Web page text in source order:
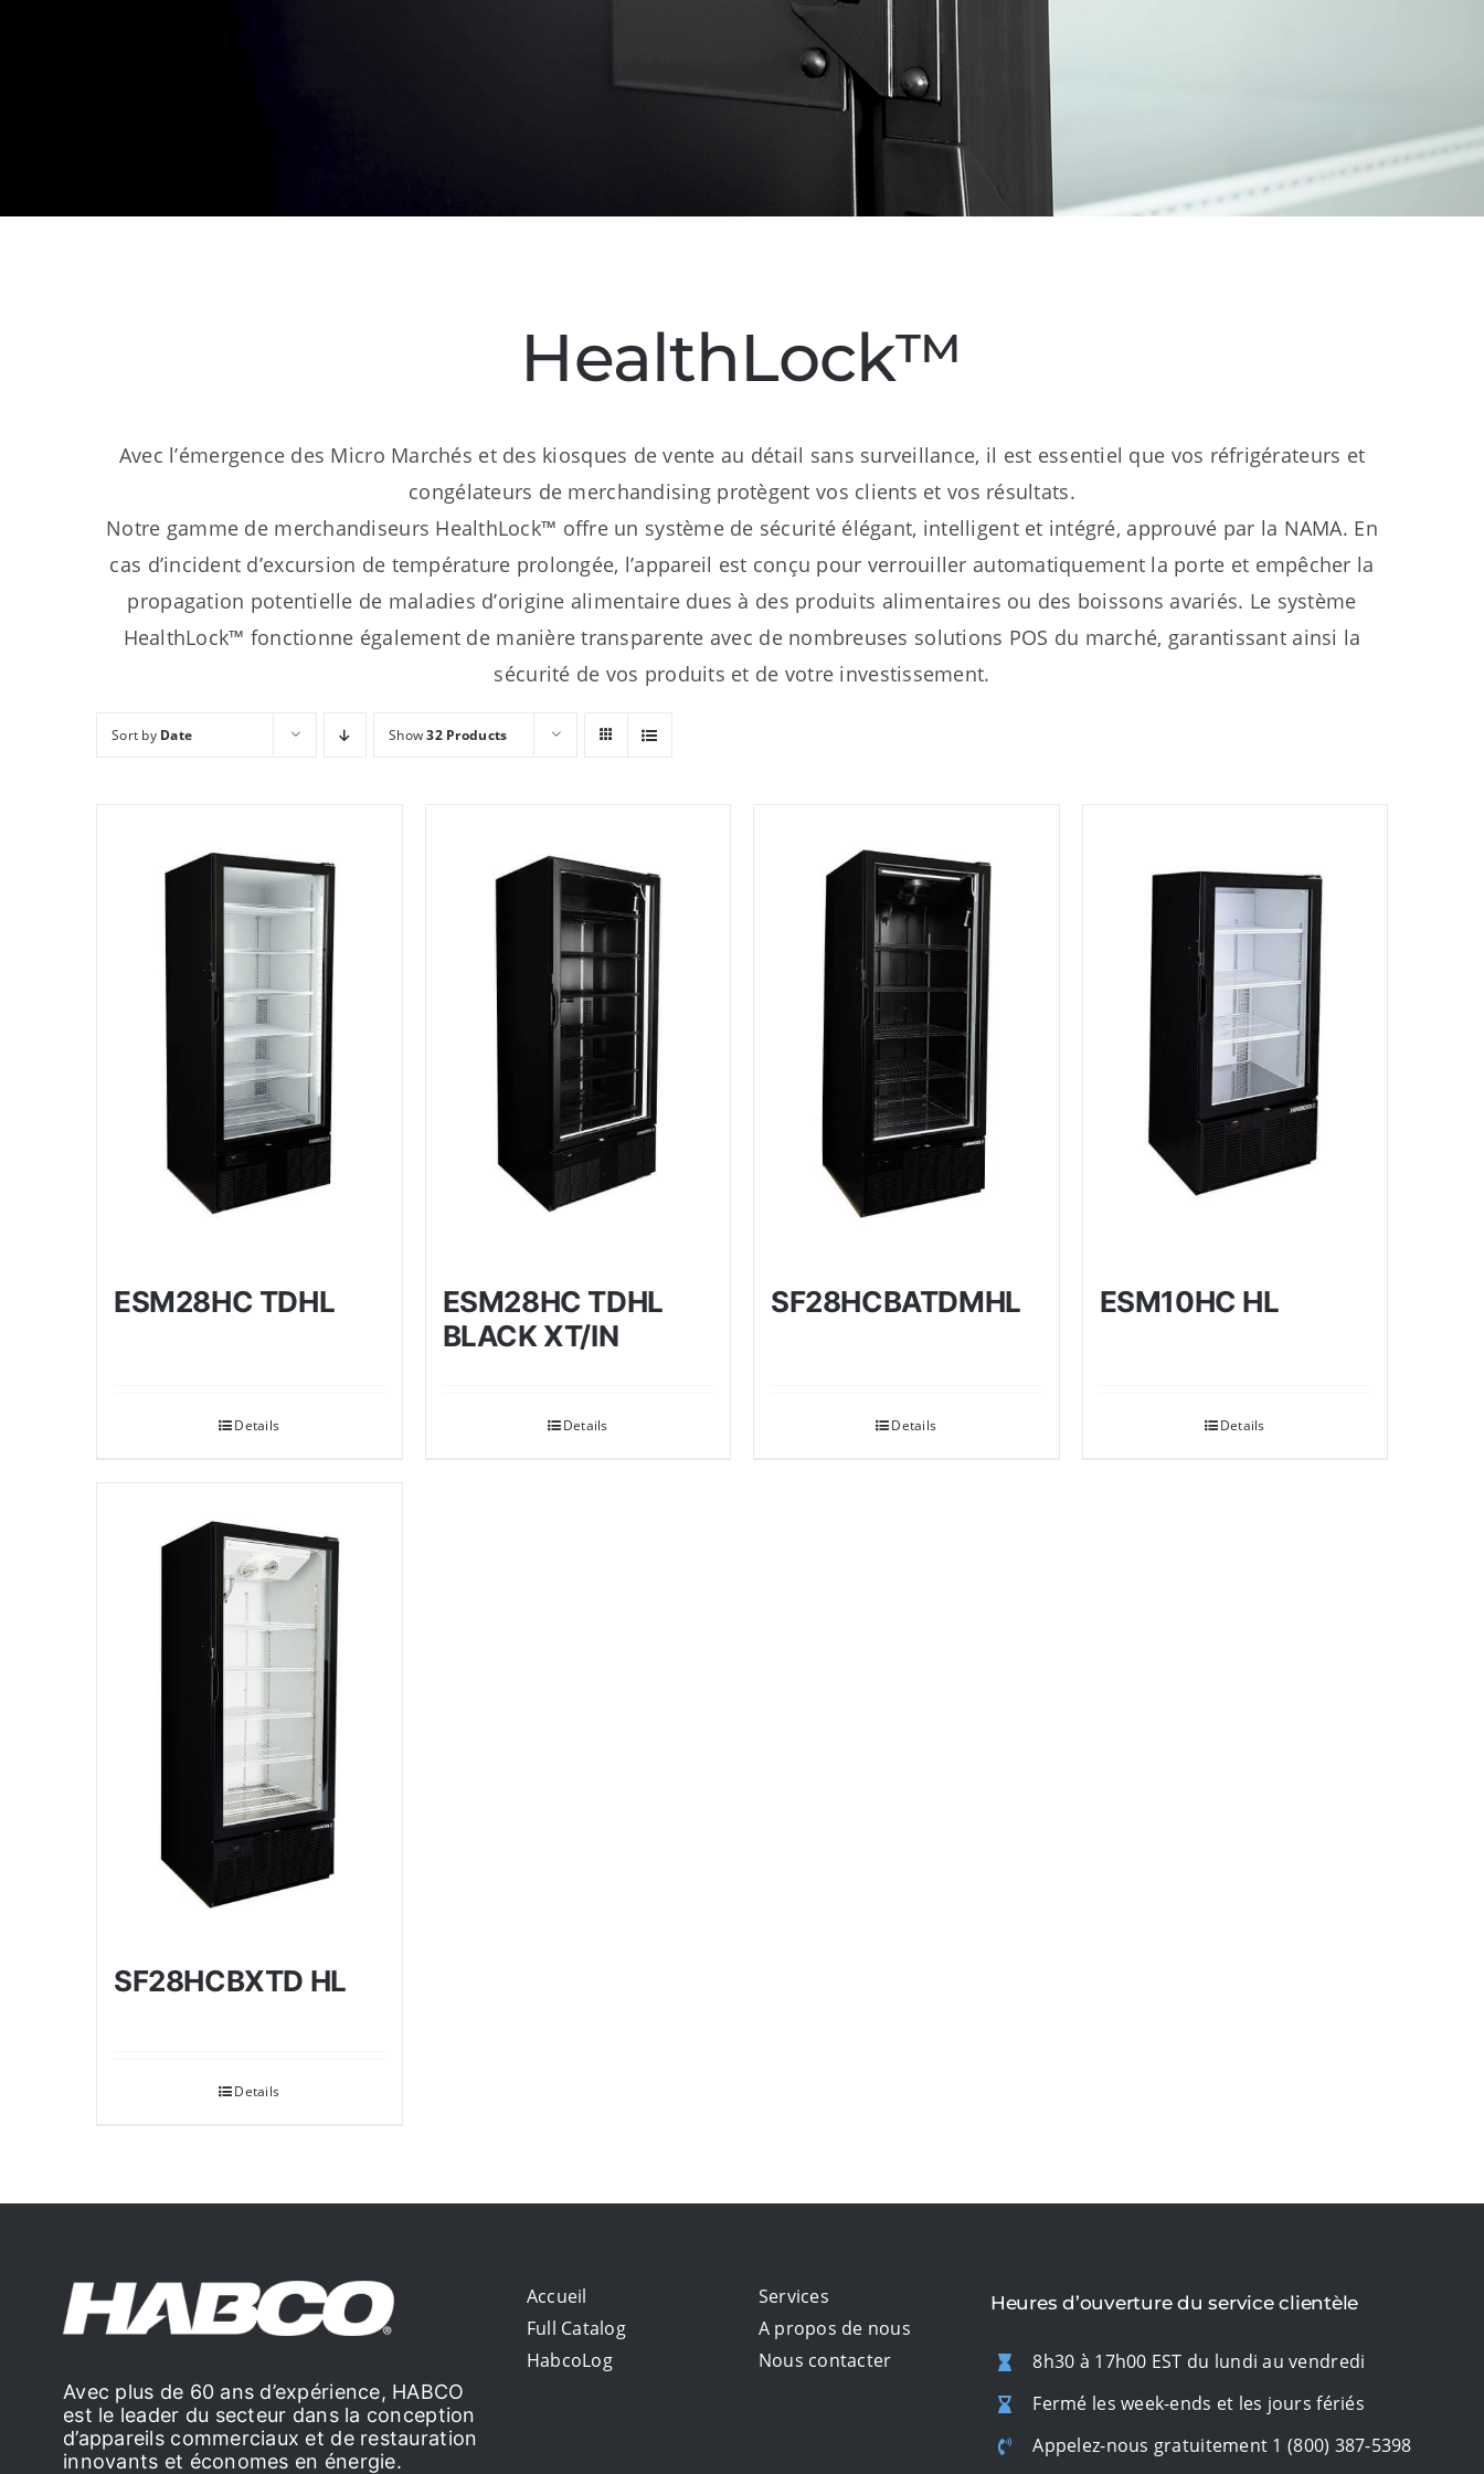
HealthLock™
Avec l’émergence des Micro Marchés et des kiosques de vente au détail sans surveillance, il est essentiel que vos réfrigérateurs et
congélateurs de merchandising protègent vos clients et vos résultats.
Notre gamme de merchandiseurs HealthLock™ offre un système de sécurité élégant, intelligent et intégré, approuvé par la NAMA. En
cas d’incident d’excursion de température prolongée, l’appareil est conçu pour verrouiller automatiquement la porte et empêcher la
propagation potentielle de maladies d’origine alimentaire dues à des produits alimentaires ou des boissons avariés. Le système
HealthLock™ fonctionne également de manière transparente avec de nombreuses solutions POS du marché, garantissant ainsi la
sécurité de vos produits et de votre investissement.
Sort by Date Show32 Products
ESM28HC TDHL
Details
ESM28HC TDHL
BLACK XT/IN
Details
SF28HCBATDMHL
Details
ESM10HC HL
Details
SF28HCBXTD HL
Details
Avec plus de 60 ans d’expérience, HABCO
est le leader du secteur dans la conception
d’appareils commerciaux et de restauration
innovants et économes en énergie.
Accueil
Full Catalog
HabcoLog
Services
A propos de nous
Nous contacter
Heures d’ouverture du service clientèle
8h30 à 17h00 EST du lundi au vendredi
Fermé les week-ends et les jours fériés
Appelez-nous gratuitement 1 (800) 387-5398